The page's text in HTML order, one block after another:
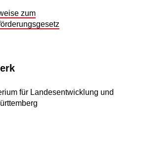
zum
für Landesentwicklung und